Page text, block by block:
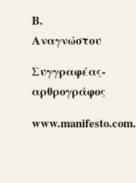
Β.
Αναγνώστου
Συγγραφέας-
αρθρογράφος